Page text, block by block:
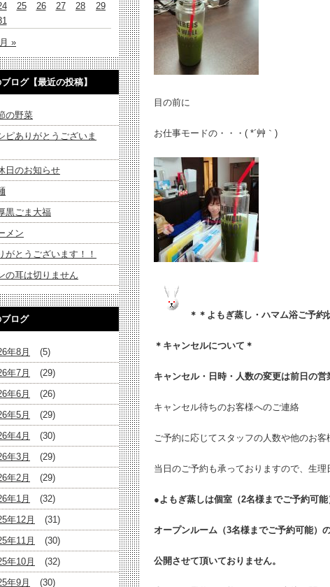
目の前に
お仕事モードの・・・( *´艸｀)
＊＊よもぎ蒸し・ハマム浴ご予約
＊キャンセルについて＊
キャンセル・日時・人数の変更は前日の営
キャンセル待ちのお客様へのご連絡
ご予約に応じてスタッフの人数や他のお客
当日のご予約も承っておりますので、生理
●よもぎ蒸しは個室（2名様までご予約可能
オープンルーム（3名様までご予約可能）
公開させて頂いておりません。
25 26 27 28
29
»
ログ【最近の投稿】
の野菜
ピありがとうございま
日のお知らせ
黒ごま大福
メン
がとうございます！！
の耳は切りません
ログ
年8月
(5)
年7月
(29)
年6月
(26)
年5月
(29)
年4月
(30)
年3月
(29)
年2月
(29)
年1月
(32)
年12月
(31)
年11月
(30)
年10月
(32)
年9月
(30)